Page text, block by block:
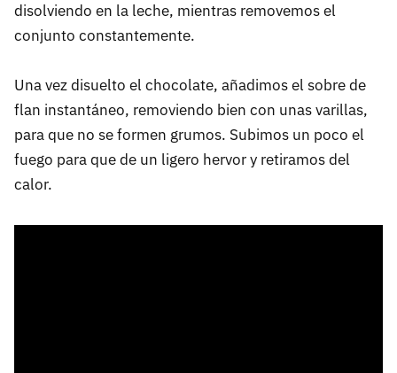
disolviendo en la leche, mientras removemos el
conjunto constantemente.
Una vez disuelto el chocolate, añadimos el sobre de
flan instantáneo, removiendo bien con unas varillas,
para que no se formen grumos. Subimos un poco el
fuego para que de un ligero hervor y retiramos del
calor.